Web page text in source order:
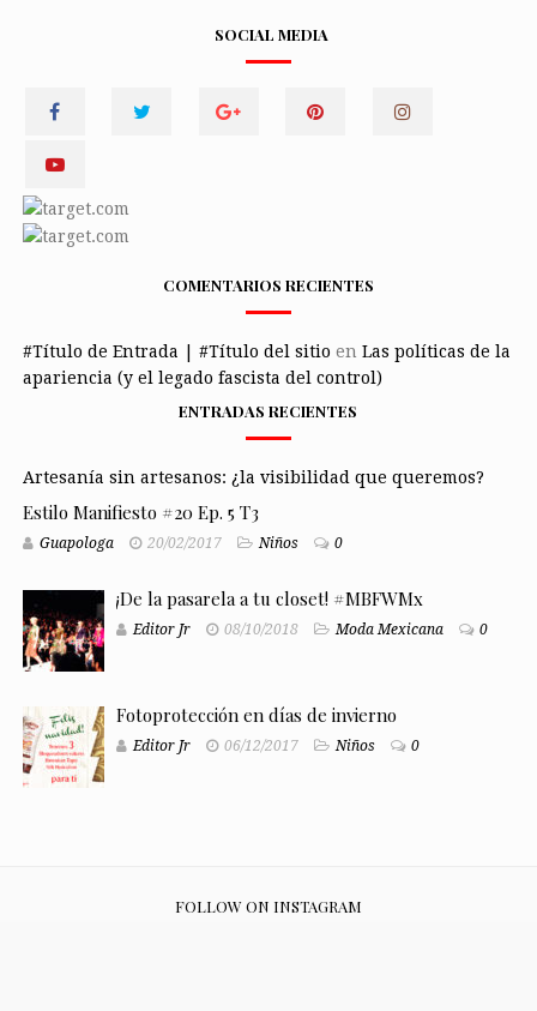
SOCIAL MEDIA
COMENTARIOS RECIENTES
#Título de Entrada | #Título del sitio en Las políticas de la
apariencia (y el legado fascista del control)
ENTRADAS RECIENTES
Artesanía sin artesanos: ¿la visibilidad que queremos?
Estilo Manifiesto #20 Ep. 5 T3
Guapologa 20/02/2017 Niños 0
¡De la pasarela a tu closet! #MBFWMx
Editor Jr 08/10/2018 Moda Mexicana 0
Fotoprotección en días de invierno
Editor Jr 06/12/2017 Niños 0
FOLLOW ON INSTAGRAM